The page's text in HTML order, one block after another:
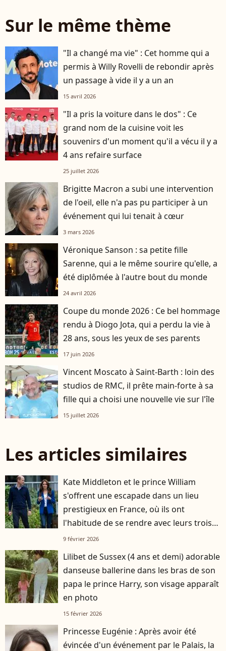
Sur le même thème
"Il a changé ma vie" : Cet homme qui a
permis à Willy Rovelli de rebondir après
un passage à vide il y a un an
15 avril 2026
"Il a pris la voiture dans le dos" : Ce
grand nom de la cuisine voit les
souvenirs d'un moment qu'il a vécu il y a
4 ans refaire surface
25 juillet 2026
Brigitte Macron a subi une intervention
de l'oeil, elle n'a pas pu participer à un
événement qui lui tenait à cœur
3 mars 2026
Véronique Sanson : sa petite fille
Sarenne, qui a le même sourire qu'elle, a
été diplômée à l'autre bout du monde
24 avril 2026
Coupe du monde 2026 : Ce bel hommage
rendu à Diogo Jota, qui a perdu la vie à
28 ans, sous les yeux de ses parents
17 juin 2026
Vincent Moscato à Saint-Barth : loin des
studios de RMC, il prête main-forte à sa
fille qui a choisi une nouvelle vie sur l'île
15 juillet 2026
Les articles similaires
Kate Middleton et le prince William
s'offrent une escapade dans un lieu
prestigieux en France, où ils ont
l'habitude de se rendre avec leurs trois
enfants
9 février 2026
Lilibet de Sussex (4 ans et demi) adorable
danseuse ballerine dans les bras de son
papa le prince Harry, son visage apparaît
en photo
15 février 2026
Princesse Eugénie : Après avoir été
évincée d'un événement par le Palais, la